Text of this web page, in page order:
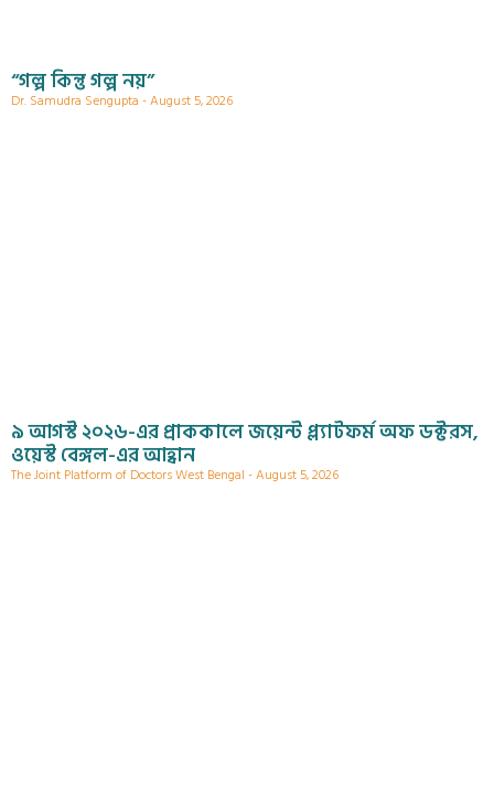
“গল্প কিন্তু গল্প নয়”
Dr. Samudra Sengupta August 5, 2026
৯ আগস্ট ২০২৬-এর প্রাককালে জয়েন্ট প্ল্যাটফর্ম অফ ডক্টরস,
ওয়েস্ট বেঙ্গল-এর আহ্বান
The Joint Platform of Doctors West Bengal August 5, 2026